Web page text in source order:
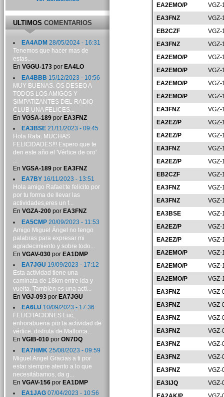
EA2EMO/P
VGZ-
EA3FNZ
VGZ-
EB2CZF
VGZ-
EA3FNZ
VGZ-
EA2EMO/P
VGZ-
EA2EMO/P
VGZ-
EA2EMO/P
VGZ-
EA2EMO/P
VGZ-
EA3FNZ
VGZ-
EA2EZ/P
VGZ-
EA2EZ/P
VGZ-
EA3FNZ
VGZ-
EA2EZ/P
VGZ-
EB2CZF
VGZ-
EA3FNZ
VGZ-
EA3FNZ
VGZ-
EA3BSE
VGZ-
EA2EZ/P
VGZ-
EA2EZ/P
VGZ-
EA2EMO/P
VGZ-
EA2EMO/P
VGZ-
EA2EMO/P
VGZ-
EA3FNZ
VGZ-
EA3FNZ
VGZ-
EA3FNZ
VGZ-
EA3FNZ
VGZ-
EA3FNZ
VGZ-
EA3FNZ
VGZ-
EA3FNZ
VGZ-
EA3IJQ
VGZ-
ULTIMOSCOMENTARIOS
EA4ADM 28/05/2024 - 16:31
Tenemos que hacer mas de
estas....
En VGGU-173por EA4LO
EA4BBB 15/12/2023 - 10:56
MUY BUENAS. OS DESEO A
TODOS LOS AMIGOS Y
SIMPATIZANTES DEL RADIO
CLUB UNA FELICES...
En VGSA-189por EA3FNZ
EA3BSE21/11/2023 - 09:45
Hola Rafa. MUCHAS
FELICIDADES!!! Espero que te
den este año el 'Vértice de oro'
...
En VGSA-189por EA3FNZ
EA7BY16/11/2023 - 13:51
Hola amigo Rafael:te felicito por
por tu forma de llevar las
actividades,eres un f...
En VGZA-200por EA3FNZ
EA5CMP20/09/2023 - 11:53
Amigo Miguel Ángel no tengo
palabras para expresar mi
agradecimiento y sobre todo...
En VGAV-030por EA1DMP
EA7JGU 19/09/2023 - 17:12
Esta actividad tiene una
caminata de 18km entre ida y
vuelta. También es una acti...
En VGJ-093por EA7JGU
EA6LU 10/09/2023 - 17:36
FELICITACIONES Luc,
enhorabuena por la actividad de
vértice, disfruta de Mallorca...
En VGIB-010por ON7DQ
EA7HMK 25/08/2023 - 09:59
Miguel Angel Gracias a ti por
estar siempre atento a lo que
necesitábamos, da g...
En VGAV-156por EA1DMP
EA1JAG07/04/2023 - 10:56